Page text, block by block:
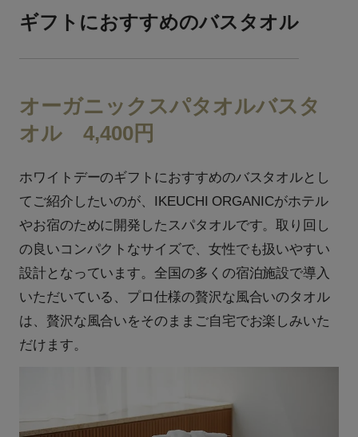
ギフトにおすすめのバスタオル
オーガニックスパタオルバスタ
オル 4,400円
ホワイトデーのギフトにおすすめのバスタオルとし
てご紹介したいのが、IKEUCHI ORGANICがホテル
やお宿のために開発したスパタオルです。取り回し
の良いコンパクトなサイズで、女性でも扱いやすい
設計となっています。全国の多くの宿泊施設で導入
いただいている、プロ仕様の贅沢な風合いのタオル
は、贅沢な風合いをそのままご自宅でお楽しみいた
だけます。